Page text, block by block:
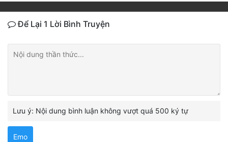
Để Lại 1 Lời Bình Truyện
Lưu ý: Nội dung bình luận không vượt quá 500 ký tự
Emo